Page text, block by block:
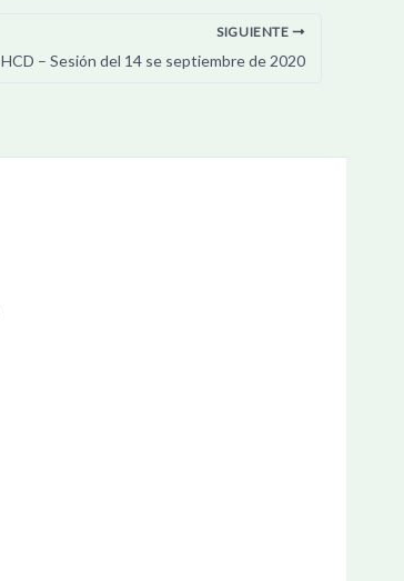
SIGUIENTE
HCD – Sesión del 14 se septiembre de 2020